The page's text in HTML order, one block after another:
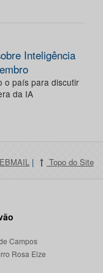
Inteligência
o país para discutir
da IA
| Topo do Site
Campos
Rosa Elze